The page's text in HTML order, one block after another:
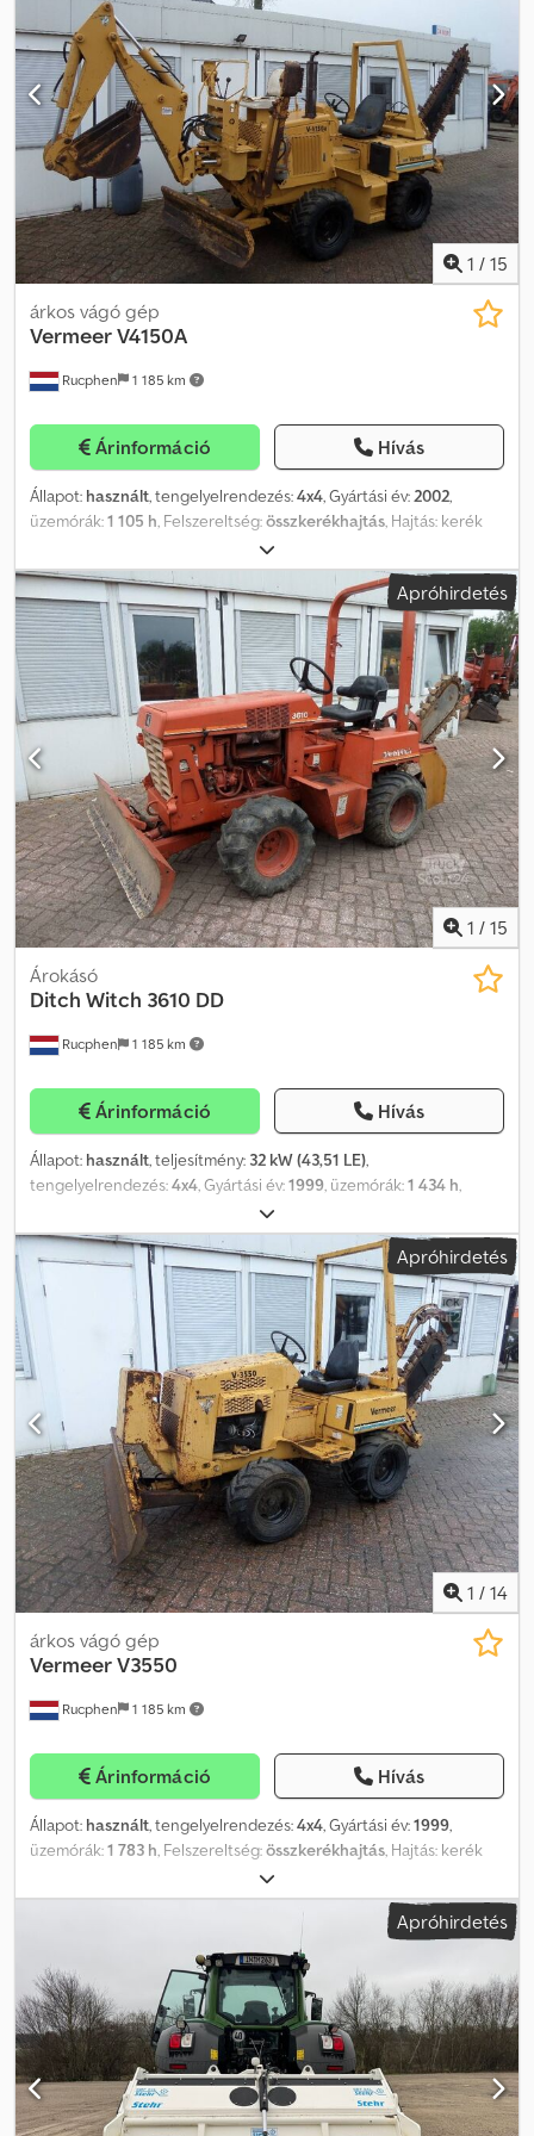
1 / 15
Rucphen 1 185 km
árkos vágó gép
VermeerV4150A
Árinformáció Hívás
Állapot: használt, tengelyelrendezés:4x4, Gyártási év:2002,
üzemórák:1 105 h, Felszereltség:összkerékhajtás, Hajtás: kerék
Csdpfxeydmz Uj Aikjrf Motor márkája: Deutz További
információkért forduljon J.A.J. Jansenhez.
Apróhirdetés
1 / 15
Rucphen 1 185 km
Árokásó
Ditch Witch 3610 DD
Árinformáció Hívás
Állapot: használt, teljesítmény: 32 kW (43,51 LE),
tengelyelrendezés:4x4, Gyártási év:1999, üzemórák:1 434 h,
, Hajtás: kerék Crodpfxjuurbyo Aikjf
Motor márkája: Deutz További információkért forduljon J.A.J.
Jansenhez.
Apróhirdetés
1 / 14
Rucphen 1 185 km
árkos vágó gép
VermeerV3550
Árinformáció Hívás
Állapot: használt, tengelyelrendezés:4x4, Gyártási év:1999,
üzemórák:1 783 h, Felszereltség:összkerékhajtás, Hajtás: kerék
Motor márkája: Deutz További információkért forduljon J.A.J.
Jansenhez. Crjdeydmz Ijpfx Aiksf
Apróhirdetés